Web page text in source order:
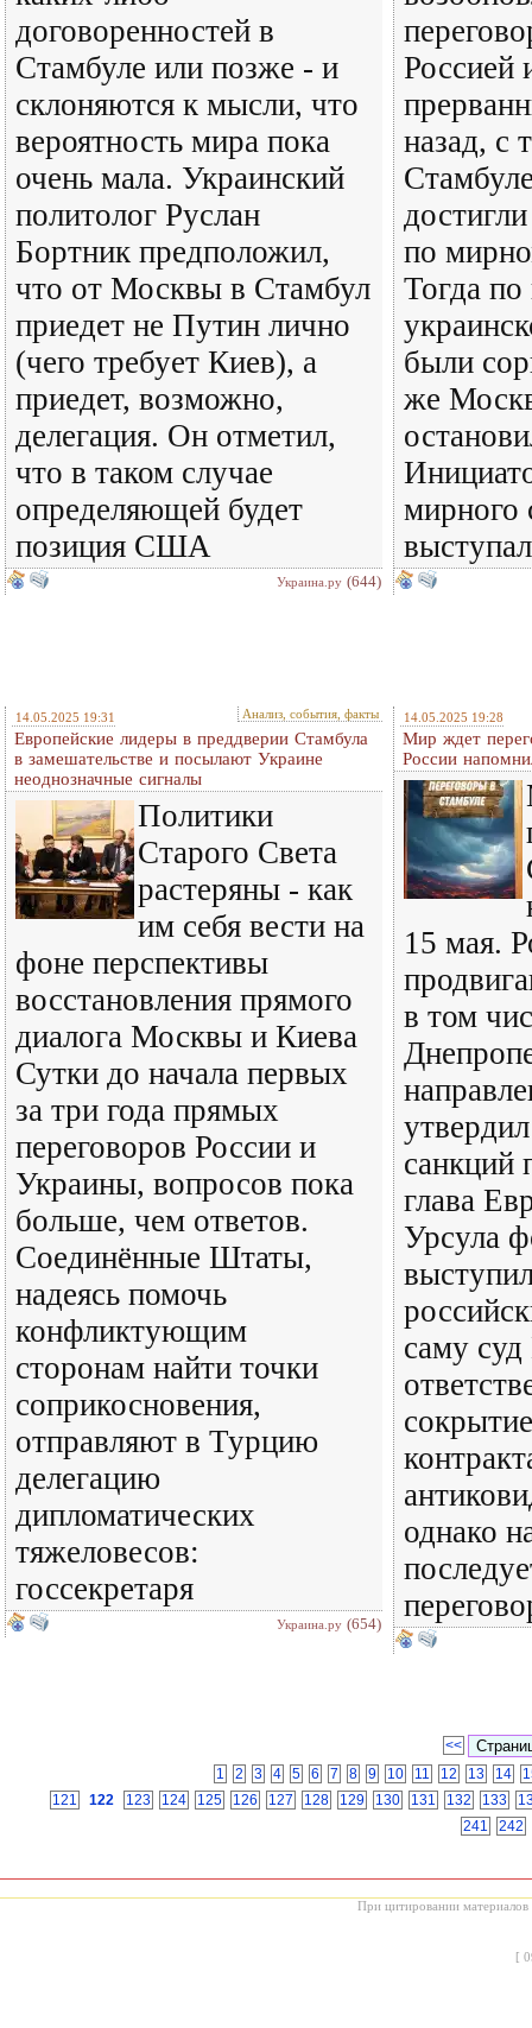
договоренностей в
Стамбуле или позже - и
склоняются к мысли, что
вероятность мира пока
очень мала. Украинский
политолог Руслан
Бортник предположил,
что от Москвы в Стамбул
приедет не Путин лично
(чего требует Киев), а
приедет, возможно,
делегация. Он отметил,
что в таком случае
определяющей будет
позиция США
Украина.ру (644)
Россией
назад, с
по
Тогда по
были
же
мирного
14.05.2025 19:31 Анализ, события, факты
Европейские лидеры в преддверии Стамбула
в замешательстве и посылают Украине
неоднозначные сигналы
Политики
Старого Света
растеряны - как
им себя вести на
фоне перспективы
восстановления прямого
диалога Москвы и Киева
Сутки до начала первых
за три года прямых
переговоров России и
Украины, вопросов пока
больше, чем ответов.
Соединённые Штаты,
надеясь помочь
конфликтующим
сторонам найти точки
соприкосновения,
отправляют в Турцию
делегацию
дипломатических
тяжеловесов:
госсекретаря
Украина.ру (654)
14.05.2025 19:28
Мир ждет
России
15 мая.
в том
санкций
глава
Урсула
саму
однако
<<
1
2 3 4 5 6 7 8 9 10 11 12 13 14
121
122 123 124 125 126 127 128 129 130 131 132 133
241
242
При цитировании материалов
[